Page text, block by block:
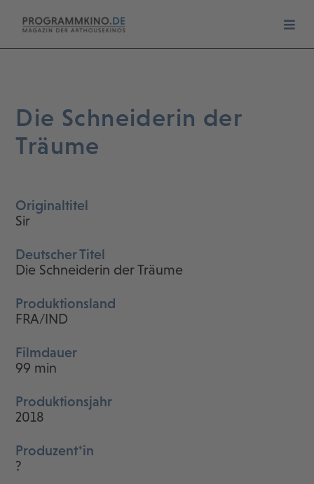
Die Schneiderin der
Träume
Originaltitel
Sir
Deutscher Titel
Die Schneiderin der Träume
Produktionsland
FRA/IND
Filmdauer
99 min
Produktionsjahr
2018
Produzent*in
?